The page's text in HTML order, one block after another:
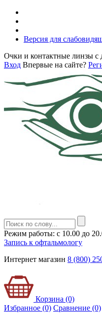
Версия для
Очки и контактные линзы с
Вход Впервые на сайте?
Режим работы: с 10.00 до
Запись к офтальмологу
Интернет магазин 8 (800)
Корзина (0)
Избранное (0) Сравнение (0)